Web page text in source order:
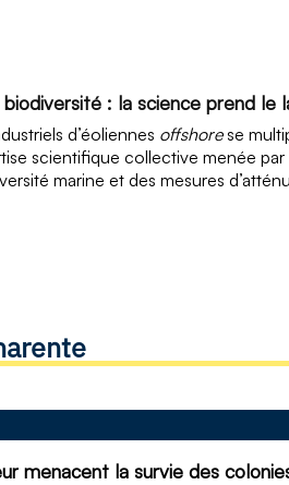
: la science prend le
d’éoliennes offshorese
scientifique collective menée par
marine et des mesures
menacent la survie des